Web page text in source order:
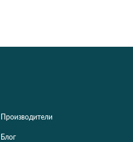
Производители
Блог